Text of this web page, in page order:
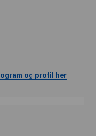
og profil her